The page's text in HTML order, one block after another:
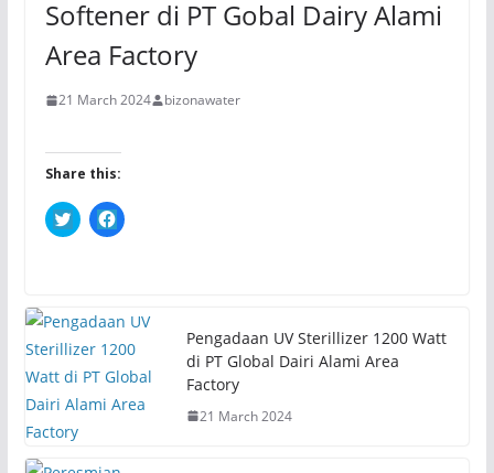
Softener di PT Gobal Dairy Alami
Area Factory
21 March 2024 bizonawater
Share this:
C
l
s
h
a
r
e
o
n
w
i
C
l
s
h
a
r
e
o
n
Pengadaan UV Sterillizer 1200 Watt
di PT Global Dairi Alami Area
Factory
21 March 2024